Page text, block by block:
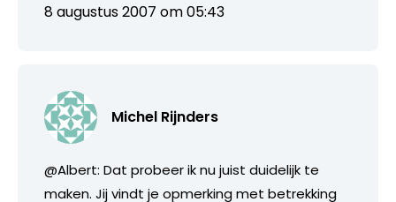
8 augustus 2007 om 05:43
Michel Rijnders
@Albert: Dat probeer ik nu juist duidelijk te
maken. Jij vindt je opmerking met betrekking